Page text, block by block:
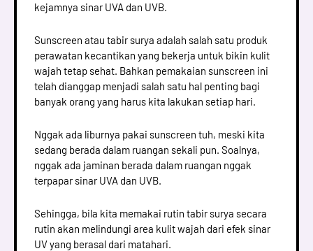
kejamnya sinar UVA dan UVB.
Sunscreen atau tabir surya adalah salah satu produk
perawatan kecantikan yang bekerja untuk bikin kulit
wajah tetap sehat. Bahkan pemakaian sunscreen ini
telah dianggap menjadi salah satu hal penting bagi
banyak orang yang harus kita lakukan setiap hari.
Nggak ada liburnya pakai sunscreen tuh, meski kita
sedang berada dalam ruangan sekali pun. Soalnya,
nggak ada jaminan berada dalam ruangan nggak
terpapar sinar UVA dan UVB.
Sehingga, bila kita memakai rutin tabir surya secara
rutin akan melindungi area kulit wajah dari efek sinar
UV yang berasal dari matahari.